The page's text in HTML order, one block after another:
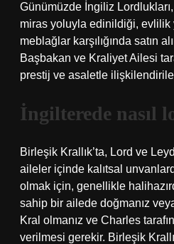
Günümüzde İngiliz
miras yoluyla edinildiği,
meblağlar karşılığında satın
Başbakan ve Kraliyet Ailesi
prestij ve asaletle
İngilterede nasıl
Birleşik Krallık’ta, Lord ve
aileler içinde kalıtsal
olmak için, genellikle
sahip bir ailede doğmanız
Kral olmanız ve Charles
verilmesi gerekir. Birleşik